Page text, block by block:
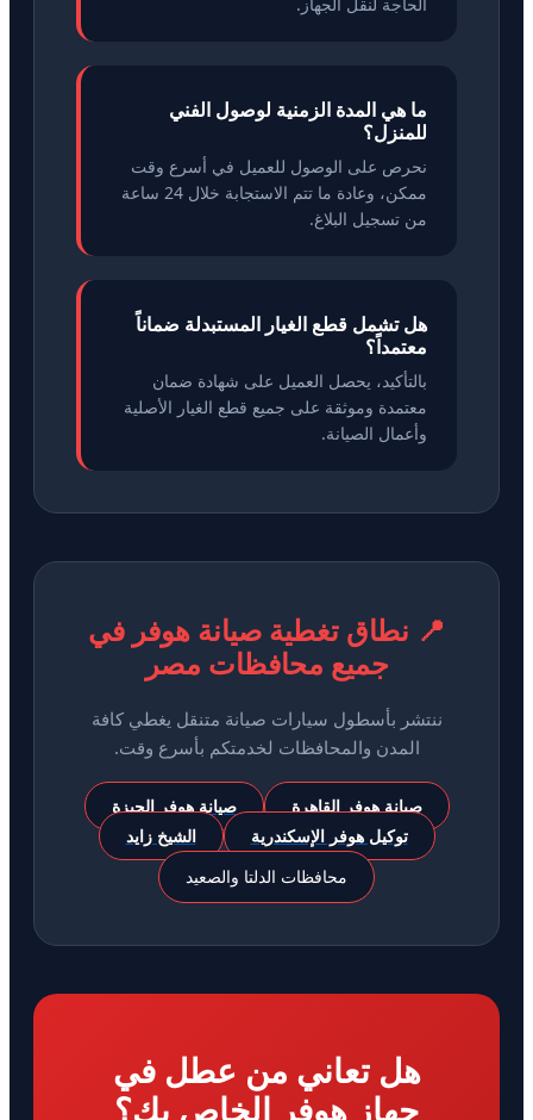
ما هي المدة الزمنية لوصول الفني
للمنزل؟
نحرص على الوصول للعميل في أسرع وقت
ممكن، وعادة ما تتم الاستجابة خلال 24 ساعة
من تسجيل البلاغ.
هل تشمل قطع الغيار المستبدلة ضماناً
معتمداً؟
بالتأكيد، يحصل العميل على شهادة ضمان
معتمدة وموثقة على جميع قطع الغيار الأصلية
وأعمال الصيانة.
📍 نطاق تغطية صيانة هوفر في
جميع محافظات مصر
ننتشر بأسطول سيارات صيانة متنقل يغطي كافة
المدن والمحافظات لخدمتكم بأسرع وقت.
صيانة هوفر القاهرة
صيانة هوفر الجيزة
توكيل هوفر الإسكندرية
الشيخ زايد
محافظات الدلتا والصعيد
هل تعاني من عطل في
جهاز هوفر الخاص بك؟